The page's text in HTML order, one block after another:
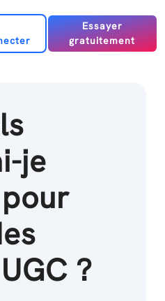
Essayer
gratuitement
je
?